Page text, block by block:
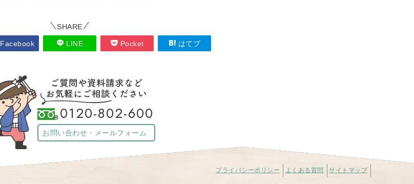
SHARE
Facebook LINE Pocket はてブ
0120-802-600
お問い合わせ・メールフォーム
プライバシーポリシー よくある質問 サイトマップ